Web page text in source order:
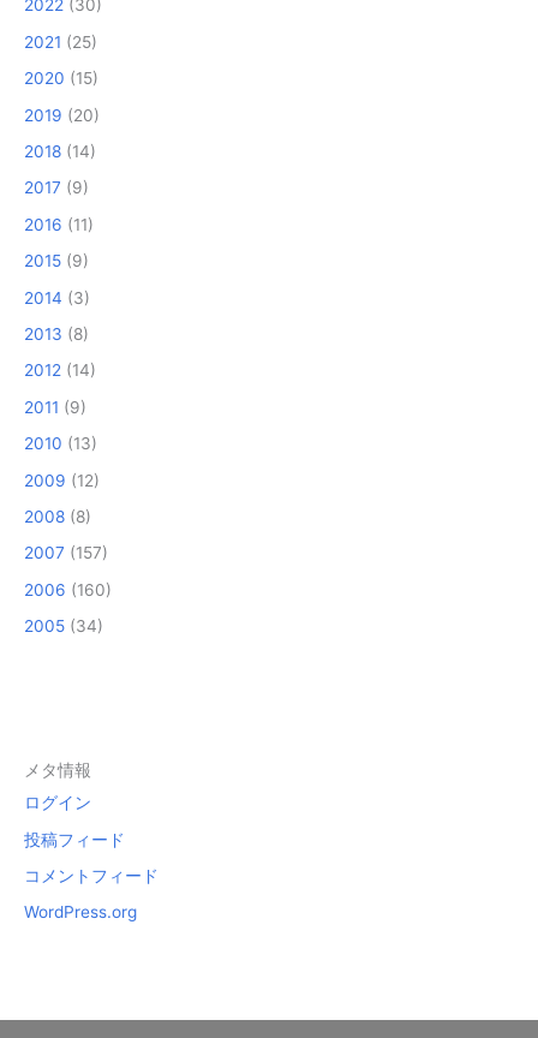
2022 (30)
2021 (25)
2020 (15)
2019 (20)
2018 (14)
2017 (9)
2016 (11)
2015 (9)
2014 (3)
2013 (8)
2012 (14)
2011 (9)
2010 (13)
2009 (12)
2008 (8)
2007 (157)
2006 (160)
2005 (34)
メタ情報
ログイン
投稿フィード
コメントフィード
WordPress.org